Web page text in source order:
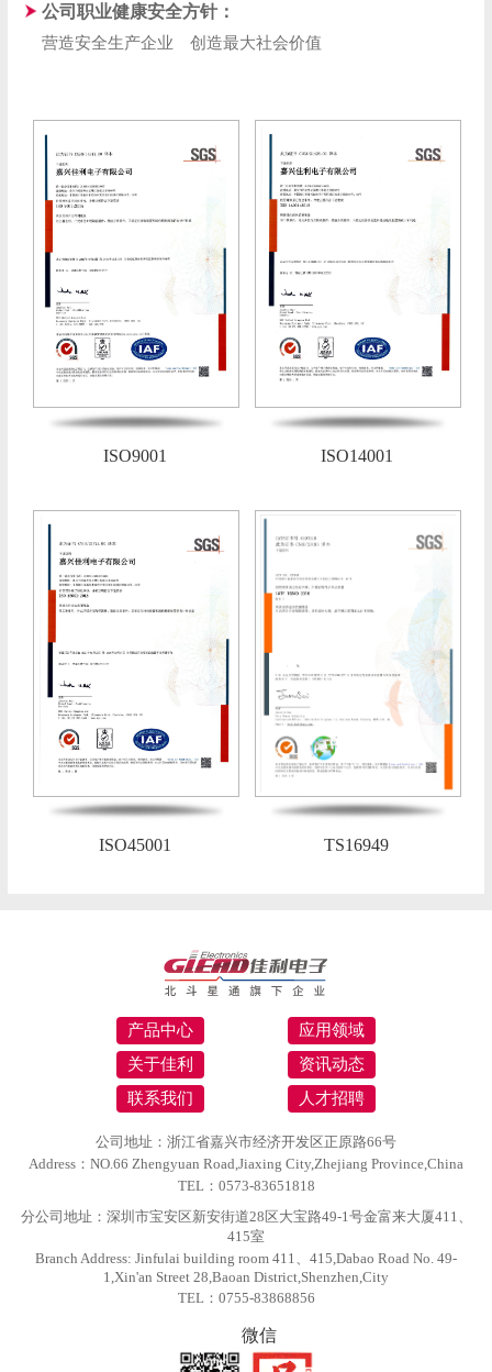
公司职业健康安全方针：
营造安全生产企业 创造最大社会价值
ISO9001 ISO14001
ISO45001 TS16949
产品中心
应用领域
关于佳利
资讯动态
联系我们
人才招聘
公司地址：浙江省嘉兴市经济开发区正原路66号
Address：NO.66 Zhengyuan Road,Jiaxing City,Zhejiang Province,China
TEL：0573-83651818
分公司地址：深圳市宝安区新安街道28区大宝路49-1号金富来大厦411、
415室
Branch Address: Jinfulai building room 411、415,Dabao Road No. 49-
1,Xin'an Street 28,Baoan District,Shenzhen,City
TEL：0755-83868856
微信